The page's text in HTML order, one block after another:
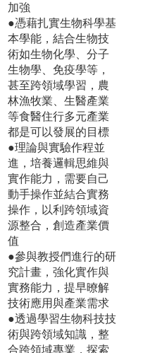
加強
●憑藉扎實生物科學基
本學能，結合生物技
術如生物化學、分子
生物學、免疫學等，
甚至跨領域學習，農
林漁牧業、生醫產業
等食醫住行多元產業
都是可以發展的目標
●理論與實驗作程並
進，培養邏輯思維與
實作能力，需要自己
動手操作並結合實務
操作，以利跨領域資
源整合，創造產業價
值
●參與教授們進行的研
究計畫，強化實作與
實務能力，提早暸解
技術應用與產業需求
●透過學習生物科技技
術與跨領域知識，整
合跨領域專業，探索